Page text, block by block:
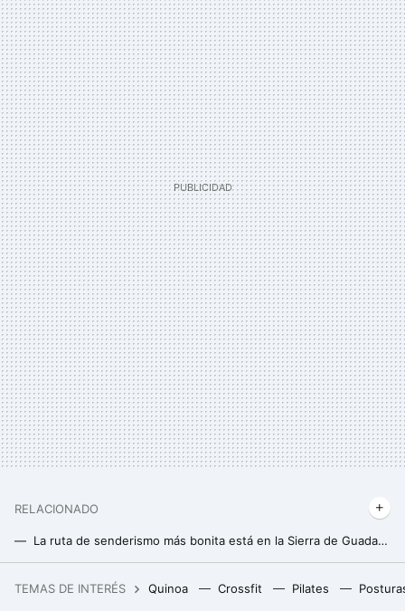
RELACIONADO
La ruta de senderismo más bonita está en la Sierra de Guadarrama, al lado de Madrid
Si la pregunta es cuánto dinero existe en el mundo por persona, este revelador gráfico tiene la respuesta
TEMAS DE INTERÉS Quinoa Crossfit Pilates